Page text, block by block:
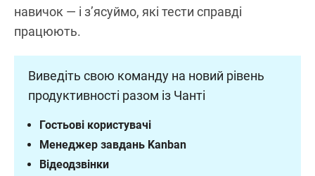
навичок — і з’ясуймо, які тести справді
працюють.
Виведіть свою команду на новий рівень
продуктивності разом із Чанті
Відеодзвінки
Менеджер завдань Kanban
Гостьові користувачі